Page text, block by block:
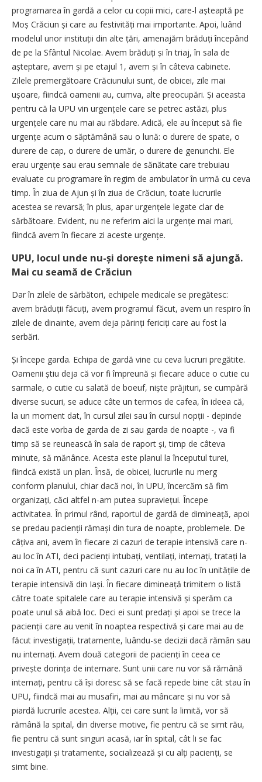
programarea în gardă a celor cu copii mici, care-l așteaptă pe
Moș Crăciun și care au festivități mai importante. Apoi, luând
modelul unor instituții din alte țări, amenajăm brăduți începând
de pe la Sfântul Nicolae. Avem brăduți și în triaj, în sala de
așteptare, avem și pe etajul 1, avem și în câteva cabinete.
Zilele premergătoare Crăciunului sunt, de obicei, zile mai
ușoare, fiindcă oamenii au, cumva, alte preocupări. Și aceasta
pentru că la UPU vin urgențele care se petrec astăzi, plus
urgențele care nu mai au răbdare. Adică, ele au început să fie
urgențe acum o săptămână sau o lună: o durere de spate, o
durere de cap, o durere de umăr, o durere de genunchi. Ele
erau urgențe sau erau semnale de ­sănătate care trebuiau
evaluate cu programare în regim de ambulator în urmă cu ceva
timp. În ziua de Ajun și în ziua de Crăciun, toate lucrurile
acestea se revarsă; în plus, apar urgențele legate clar de
sărbătoare. Evident, nu ne referim aici la urgențe mai mari,
fiindcă avem în fiecare zi aceste urgențe.
UPU, locul unde nu-și dorește nimeni să ajungă.
Mai cu seamă de Crăciun
Dar în zilele de sărbători, echipele medicale se pregătesc:
avem brăduții făcuți, avem programul făcut, avem un respiro în
zilele de dinainte, avem deja părinți fericiți care au fost la
serbări.
Și începe garda. Echipa de gardă vine cu ceva lucruri pregătite.
Oamenii știu deja că vor fi împreună și fiecare aduce o cutie cu
sarmale, o cutie cu salată de boeuf, niște prăjituri, se cumpără
diverse sucuri, se aduce câte un termos de cafea, în ideea că,
la un moment dat, în cursul zilei sau în cursul nopții - depinde
dacă este vorba de garda de zi sau garda de noapte -, va fi
timp să se reunească în sala de raport și, timp de câteva
minute, să mănânce. Acesta este planul la începutul turei,
fiindcă există un plan. Însă, de obicei, lucrurile nu merg
conform planului, chiar dacă noi, în UPU, încercăm să fim
organizați, căci altfel n-am putea supraviețui. Începe
activitatea. În primul rând, raportul de gardă de dimineață, apoi
se predau pacienții rămași din tura de noapte, problemele. De
câțiva ani, avem în fiecare zi cazuri de terapie intensivă care n-
au loc în ATI, deci pacienți intubați, ventilați, internați, tratați la
noi ca în ATI, pentru că sunt cazuri care nu au loc în unitățile de
terapie intensivă din Iași. În fiecare dimineață trimitem o listă
către toate spitalele care au terapie intensivă și sperăm ca
poate unul să aibă loc. Deci ei sunt predați și apoi se trece la
pacienții care au venit în noaptea respectivă și care mai au de
făcut investigații, tratamente, luându-se decizii dacă rămân sau
nu internați. Avem două categorii de pacienți în ceea ce
privește dorința de internare. Sunt unii care nu vor să rămână
internați, pentru că își doresc să se facă repede bine cât stau în
UPU, fiindcă mai au musafiri, mai au mâncare și nu vor să
piardă lucrurile acestea. Alții, cei care sunt la limită, vor să
rămână la spital, din diverse motive, fie pentru că se simt rău,
fie pentru că sunt singuri acasă, iar în spital, cât li se fac
investigații și tratamente, socializează și cu alți pacienți, se
simt bine.